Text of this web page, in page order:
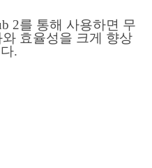
2를 통해 사용하면 무
효율성을 크게 향상
.